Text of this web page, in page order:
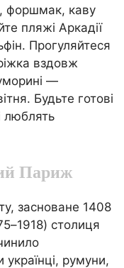
форшмак, каву
пляжі Аркадії
Прогуляйтеся
вздовж
—
Будьте готові
люблять
Париж
засноване 1408
столиця
українці, румуни,